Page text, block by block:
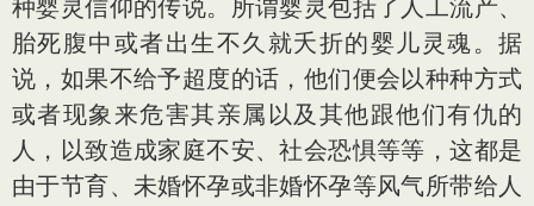
种婴灵信仰的传说。所谓婴灵包括了人工流产、
胎死腹中或者出生不久就夭折的婴儿灵魂。据
说，如果不给予超度的话，他们便会以种种方式
或者现象来危害其亲属以及其他跟他们有仇的
人，以致造成家庭不安、社会恐惧等等，这都是
由于节育、未婚怀孕或非婚怀孕等风气所带给人